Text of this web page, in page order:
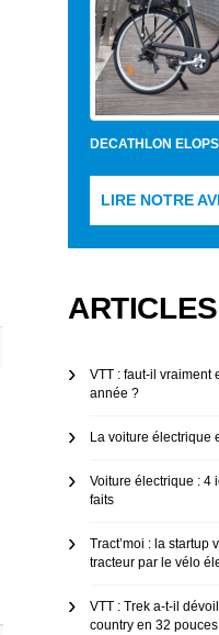
DECATHLON ELOPS
LIRE NOTRE
VTT : faut-il vraiment
année ?
La voiture électrique
Voiture électrique : 4
faits
Tract’moi : la startup
tracteur par le vélo
VTT : Trek a-t-il
country en 32